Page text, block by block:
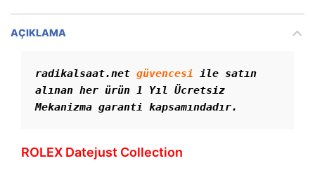
AÇIKLAMA
radikalsaat.net güvencesi ile satın
alınan her ürün 1 Yıl Ücretsiz
Mekanizma garanti kapsamındadır.
ROLEX Datejust Collection